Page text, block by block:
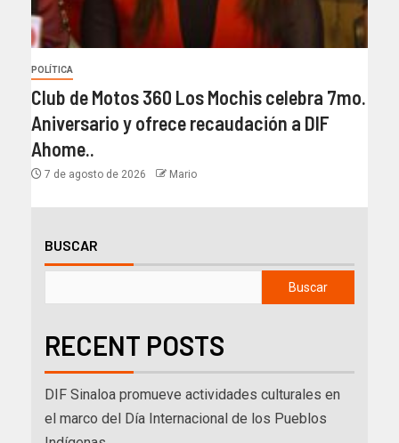
POLÍTICA
Club de Motos 360 Los Mochis celebra 7mo.
Aniversario y ofrece recaudación a DIF
Ahome..
7 de agosto de 2026 Mario
BUSCAR
Buscar
RECENT POSTS
DIF Sinaloa promueve actividades culturales en
el marco del Día Internacional de los Pueblos